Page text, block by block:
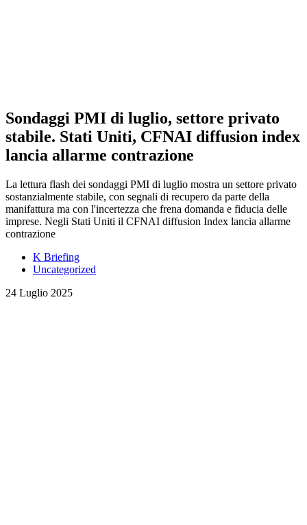
Sondaggi PMI di luglio, settore privato
stabile. Stati Uniti, CFNAI diffusion index
lancia allarme contrazione
La lettura flash dei sondaggi PMI di luglio mostra un settore privato
sostanzialmente stabile, con segnali di recupero da parte della
manifattura ma con l'incertezza che frena domanda e fiducia delle
imprese. Negli Stati Uniti il CFNAI diffusion Index lancia allarme
contrazione
K Briefing
Uncategorized
24 Luglio 2025